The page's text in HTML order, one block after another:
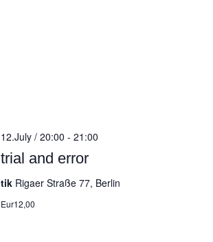
trial and error
12.July / 20:00 - 21:00
tik Rigaer Straße 77, Berlin
Eur12,00